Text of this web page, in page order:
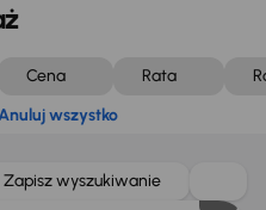
Cena Rata
wszystko
Zapisz wyszukiwanie